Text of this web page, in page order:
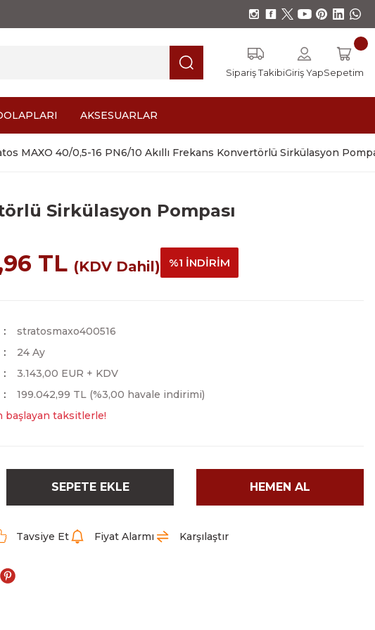
Sipariş TakibiGiriş YapSepetim
AKSESUARLAR
MAXO 40/0,5-16 PN6/10 Akıllı Frekans Konvertörlü Sirkülasyon
Sirkülasyon Pompası
TL (KDV Dahil) %1 İNDİRİM
stratosmaxo400516
24 Ay
3.143,00 EUR + KDV
199.042,99 TL (%3,00 havale indirimi)
başlayan taksitlerle!
SEPETE EKLE HEMEN AL
Tavsiye Et Fiyat Alarmı Karşılaştır